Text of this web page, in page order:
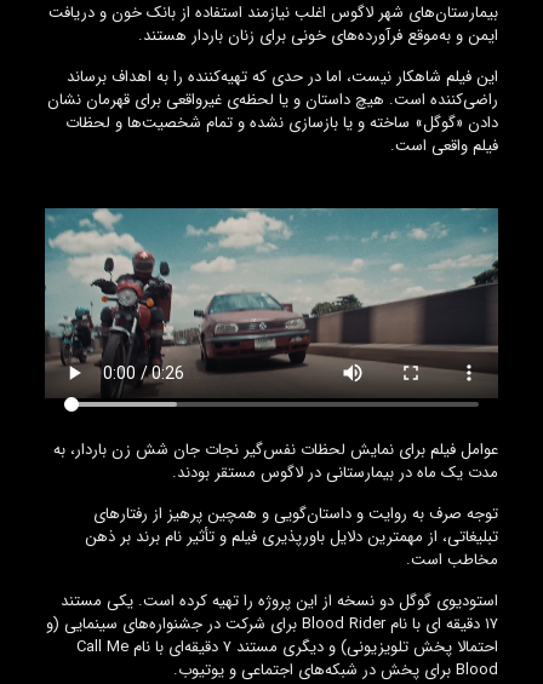
بیمارستان‌های شهر لاگوس اغلب نیازمند استفاده از بانک‌ خون و دریافت
ایمن و به‌موقع فرآورده‌های خونی برای زنان باردار هستند.
این فیلم شاهکار نیست، اما در حدی که تهیه‌کننده را به اهداف برساند
راضی‌کننده است. هیچ داستان و یا لحظه‌ی غیرواقعی برای قهرمان نشان
دادن «گوگل» ساخته و یا بازسازی نشده و تمام شخصیت‌ها و لحظات
فیلم واقعی است.
عوامل فیلم برای نمایش لحظات نفس‌گیر نجات جان شش زن باردار، به
مدت یک ماه در بیمارستانی در لاگوس مستقر بودند.
توجه صرف به روایت و داستان‌گویی و همچین پرهیز از رفتارهای
تبلیغاتی، از مهمترین دلایل باور‌پذیری فیلم و تأثیر نام برند بر ذهن
مخاطب است.
استودیوی گوگل دو نسخه از این پروژه را تهیه کرده است. یکی مستند
۱۷ دقیقه ای با نام Blood Rider برای شرکت در جشنواره‌های سینمایی (و
احتمالا پخش تلویزیونی) و دیگری مستند ۷ دقیقه‌ای با نام Call Me
Blood برای پخش در شبکه‌های اجتماعی و یوتیوب.